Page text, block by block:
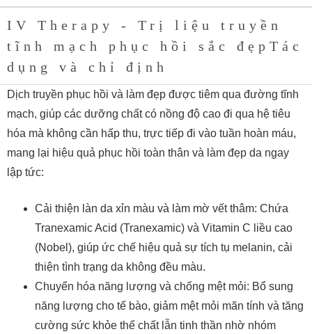
IV Therapy - Trị liệu truyền
tĩnh mạch phục hồi sắc đẹpTác
dụng và chỉ định
Dịch truyền phục hồi và làm đẹp được tiêm qua đường tĩnh
mạch, giúp các dưỡng chất có nồng độ cao đi qua hệ tiêu
hóa mà không cần hấp thu, trực tiếp đi vào tuần hoàn máu,
mang lại hiệu quả phục hồi toàn thân và làm đẹp da ngay
lập tức:
Cải thiện làn da xỉn màu và làm mờ vết thâm: Chứa
Tranexamic Acid (Tranexamic) và Vitamin C liều cao
(Nobel), giúp ức chế hiệu quả sự tích tụ melanin, cải
thiện tình trạng da không đều màu.
Chuyển hóa năng lượng và chống mệt mỏi: Bổ sung
năng lượng cho tế bào, giảm mệt mỏi mãn tính và tăng
cường sức khỏe thể chất lẫn tinh thần nhờ nhóm